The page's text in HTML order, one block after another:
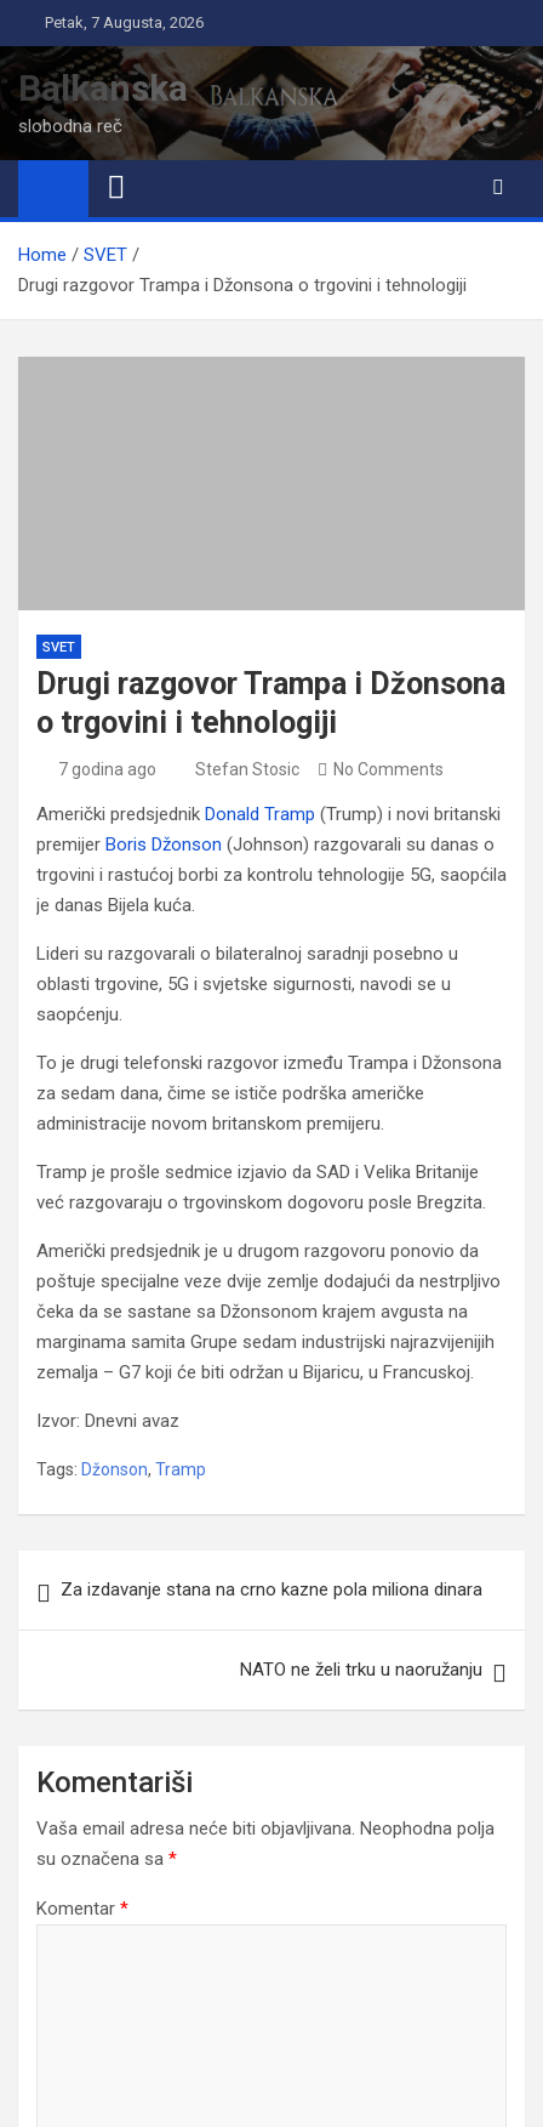
to
content
Petak, 7 Augusta, 2026
Balkanska
slobodna reč
Home
SVET
Drugi razgovor Trampa i Džonsona o trgovini i tehnologiji
SVET
Drugi razgovor Trampa i Džonsona
o trgovini i tehnologiji
7 godina ago Stefan Stosic No Comments
Američki predsjednik Donald Tramp (Trump) i novi britanski
premijer Boris Džonson (Johnson) razgovarali su danas o
trgovini i rastućoj borbi za kontrolu tehnologije 5G, saopćila
je danas Bijela kuća.
Lideri su razgovarali o bilateralnoj saradnji posebno u
oblasti trgovine, 5G i svjetske sigurnosti, navodi se u
saopćenju.
To je drugi telefonski razgovor između Trampa i Džonsona
za sedam dana, čime se ističe podrška američke
administracije novom britanskom premijeru.
Tramp je prošle sedmice izjavio da SAD i Velika Britanije
već razgovaraju o trgovinskom dogovoru posle Bregzita.
Američki predsjednik je u drugom razgovoru ponovio da
poštuje specijalne veze dvije zemlje dodajući da nestrpljivo
čeka da se sastane sa Džonsonom krajem avgusta na
marginama samita Grupe sedam industrijski najrazvijenijih
zemalja – G7 koji će biti održan u Bijaricu, u Francuskoj.
Izvor: Dnevni avaz
Tags: Džonson, Tramp
članaka
Za izdavanje stana na crno kazne pola miliona dinara
NATO ne želi trku u naoružanju
Komentariši
Vaša email adresa neće biti objavljivana. Neophodna polja
su označena sa *
Komentar *